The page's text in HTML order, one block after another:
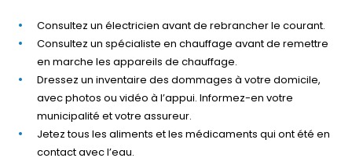
Consultez un électricien avant de rebrancher le courant.
Consultez un spécialiste en chauffage avant de remettre
en marche les appareils de chauffage.
Dressez un inventaire des dommages à votre domicile,
avec photos ou vidéo à l’appui. Informez-en votre
municipalité et votre assureur.
Jetez tous les aliments et les médicaments qui ont été en
contact avec l’eau.